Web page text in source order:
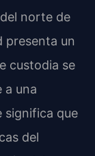
norte de
presenta un
custodia se
a una
significa que
del